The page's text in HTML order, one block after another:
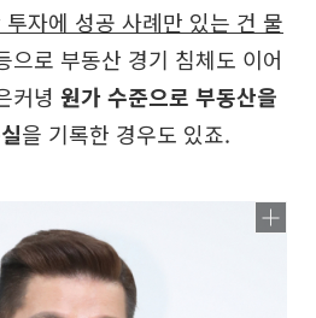
자에 성공 사례만 있는 건 물
으로 부동산 경기 침체도 이어
커녕 원가 수준으로 부동산을
을 기록한 경우도 있죠.